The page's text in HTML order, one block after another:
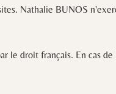
Nathalie BUNOS
le droit français. En cas